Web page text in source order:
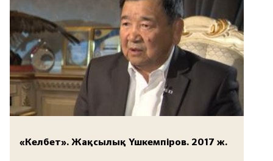
«Келбет». Жақсылық Үшкемпіров. 2017 ж.